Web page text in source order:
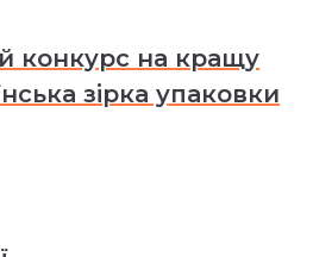
конкурс на кращу
зірка упаковки